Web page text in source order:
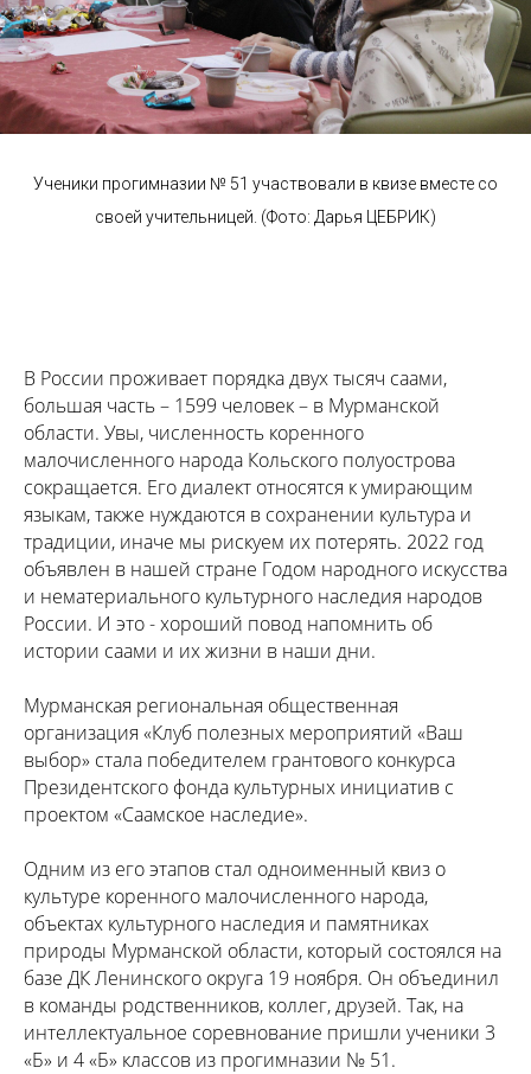
Ученики прогимназии № 51 участвовали в квизе вместе со
своей учительницей. (Фото: Дарья ЦЕБРИК)
В России проживает порядка двух тысяч саами,
большая часть – 1599 человек – в Мурманской
области. Увы, численность коренного
малочисленного народа Кольского полуострова
сокращается. Его диалект относятся к умирающим
языкам, также нуждаются в сохранении культура и
традиции, иначе мы рискуем их потерять. 2022 год
объявлен в нашей стране Годом народного искусства
и нематериального культурного наследия народов
России. И это - хороший повод напомнить об
истории саами и их жизни в наши дни.
Мурманская региональная общественная
организация «Клуб полезных мероприятий «Ваш
выбор» стала победителем грантового конкурса
Президентского фонда культурных инициатив с
проектом «Саамское наследие».
Одним из его этапов стал одноименный квиз о
культуре коренного малочисленного народа,
объектах культурного наследия и памятниках
природы Мурманской области, который состоялся на
базе ДК Ленинского округа 19 ноября. Он объединил
в команды родственников, коллег, друзей. Так, на
интеллектуальное соревнование пришли ученики 3
«Б» и 4 «Б» классов из прогимназии № 51.